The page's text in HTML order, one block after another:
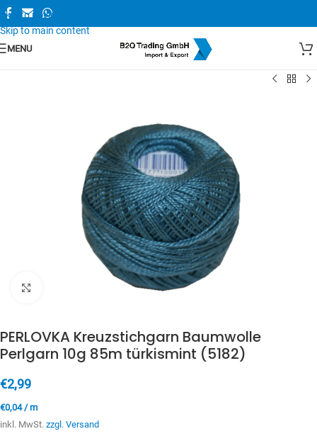
Skip to navigation
Skip to main content
MENU
Zum Vergrößern anklicken
PERLOVKA Kreuzstichgarn Baumwolle
Perlgarn 10g 85m türkismint (5182)
€2,99
€0,04/m
inkl. MwSt. zzgl. Versand